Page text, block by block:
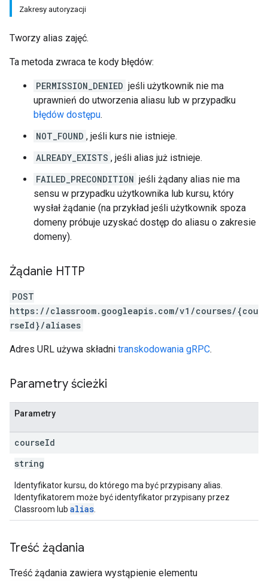
Zakresy autoryzacji
Tworzy alias zajęć.
Ta metoda zwraca te kody błędów:
PERMISSION_DENIED jeśli użytkownik nie ma
uprawnień do utworzenia aliasu lub w przypadku
błędów dostępu.
NOT_FOUND , jeśli kurs nie istnieje.
ALREADY_EXISTS , jeśli alias już istnieje.
FAILED_PRECONDITION jeśli żądany alias nie ma
sensu w przypadku użytkownika lub kursu, który
wysłał żądanie (na przykład jeśli użytkownik spoza
domeny próbuje uzyskać dostęp do aliasu o zakresie
domeny).
Żądanie HTTP
POST
https://classroom.googleapis.com/v1/courses/{cou
rseId}/aliases
Adres URL używa składni transkodowania gRPC.
Parametry ścieżki
Parametry
courseId
string
Identyfikator kursu, do którego ma być przypisany alias.
Identyfikatorem może być identyfikator przypisany przez
Classroom lub alias
Treść żądania
Treść żądania zawiera wystąpienie elementu